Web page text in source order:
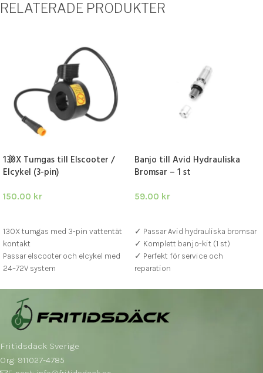
RELATERADE PRODUKTER
130X Tumgas till Elscooter /
Elcykel (3-pin)
150.00 kr
130X tumgas med 3-pin vattentät
kontakt
Passar elscooter och elcykel med
24–72V system
Banjo till Avid Hydrauliska
Bromsar – 1 st
59.00 kr
✓ Passar Avid hydrauliska bromsar
✓ Komplett banjo-kit (1 st)
✓ Perfekt för service och
reparation
Fritidsdäck Sverige
Org: 911027-4785